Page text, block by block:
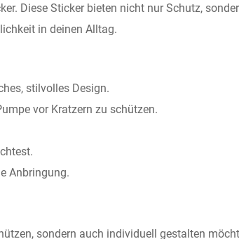
Diese Sticker bieten nicht nur Schutz,
in deinen Alltag.
stilvolles Design.
vor Kratzern zu schützen.
Anbringung.
sondern auch individuell gestalten